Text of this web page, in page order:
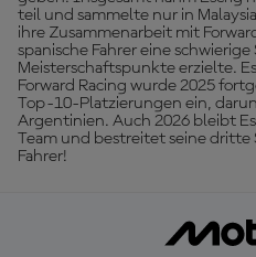
teil und sammelte nur in
ihre Zusammenarbeit mit
spanische Fahrer eine
Meisterschaftspunkte erzielte.
Forward Racing wurde 2025
Top-10-Platzierungen ein,
Argentinien. Auch 2026 bleibt
Team und bestreitet seine dritte
Fahrer!